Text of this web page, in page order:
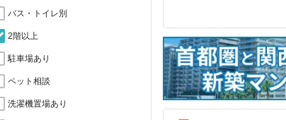
バス・トイレ別
2階以上
駐車場あり
ペット相談
洗濯機置場あり